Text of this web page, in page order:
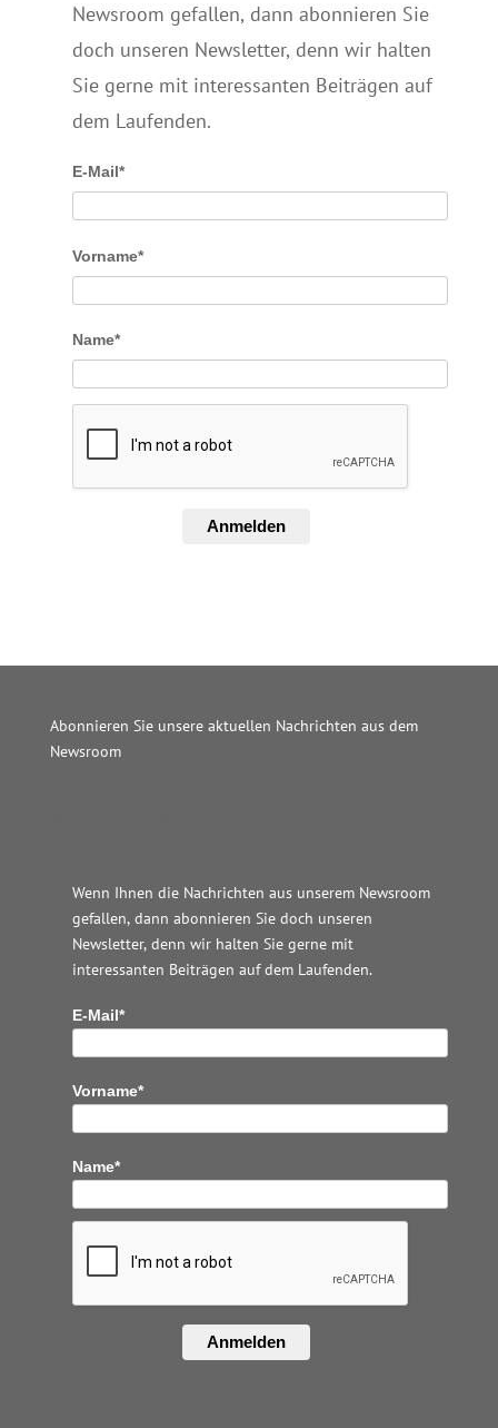
Newsroom gefallen, dann abonnieren Sie
doch unseren Newsletter, denn wir halten
Sie gerne mit interessanten Beiträgen auf
dem Laufenden.
E-Mail*
Vorname*
Name*
Anmelden
Abonnieren Sie unsere aktuellen Nachrichten aus dem
Newsroom
Wenn Ihnen die Nachrichten aus unserem Newsroom
gefallen, dann abonnieren Sie doch unseren
Newsletter, denn wir halten Sie gerne mit
interessanten Beiträgen auf dem Laufenden.
E-Mail*
Vorname*
Name*
Anmelden